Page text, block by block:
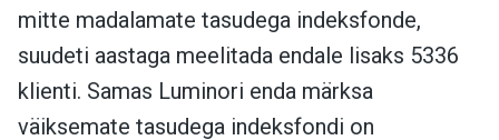
mitte madalamate tasudega indeksfonde,
suudeti aastaga meelitada endale lisaks 5336
klienti. Samas Luminori enda märksa
väiksemate tasudega indeksfondi on